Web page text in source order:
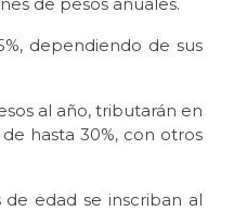
dependiendo de sus
al año, tributarán en
hasta 30%, con otros
edad se inscriban al